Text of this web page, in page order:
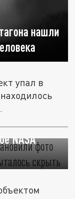
нашли
упал в
NASA